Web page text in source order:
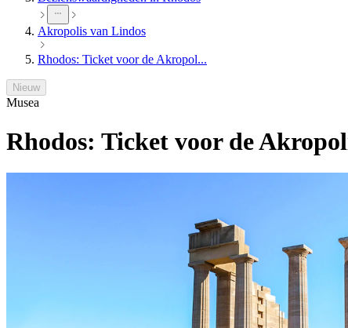
Akropolis van Lindos
Rhodos: Ticket voor de Akropol...
Nieuw
Musea
Rhodos: Ticket voor de